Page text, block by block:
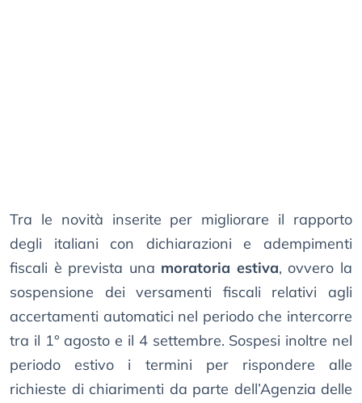
Tra le novità inserite per migliorare il rapporto
degli italiani con dichiarazioni e adempimenti
fiscali è prevista una moratoria estiva, ovvero la
sospensione dei versamenti fiscali relativi agli
accertamenti automatici nel periodo che intercorre
tra il 1° agosto e il 4 settembre. Sospesi inoltre nel
periodo estivo i termini per rispondere alle
richieste di chiarimenti da parte dell’Agenzia delle